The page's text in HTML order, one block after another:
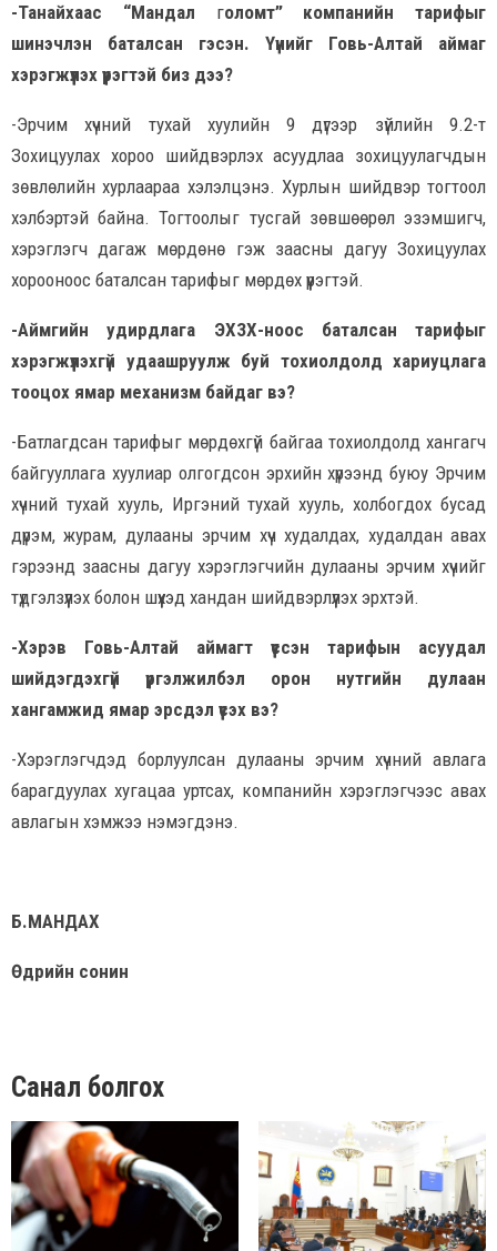
-Танайхаас “Мандал голомт” компанийн тарифыг
шинэчлэн баталсан гэсэн. Үүнийг Говь-Алтай аймаг
хэрэгжүүлэх үүрэгтэй биз дээ?
-Эрчим хүчний тухай хуулийн 9 дүгээр зүйлийн 9.2-т
Зохицуулах хороо шийдвэрлэх асуудлаа зохицуулагчдын
зөвлөлийн хурлаараа хэлэлцэнэ. Хурлын шийдвэр тогтоол
хэлбэртэй байна. Тогтоолыг тусгай зөвшөөрөл эзэмшигч,
хэрэглэгч дагаж мөрдөнө гэж заасны дагуу Зохицуулах
хорооноос баталсан тарифыг мөрдөх үүрэгтэй.
-Аймгийн удирдлага ЭХЗХ-ноос баталсан тарифыг
хэрэгжүүлэхгүй удаашруулж буй тохиолдолд хариуцлага
тооцох ямар механизм байдаг вэ?
-Батлагдсан тарифыг мөрдөхгүй байгаа тохиолдолд хангагч
байгууллага хуулиар олгогдсон эрхийн хүрээнд буюу Эрчим
хүчний тухай хууль, Иргэний тухай хууль, холбогдох бусад
дүрэм, журам, дулааны эрчим хүч худалдах, худалдан авах
гэрээнд заасны дагуу хэрэглэгчийн дулааны эрчим хүчийг
түдгэлзүүлэх болон шүүхэд хандан шийдвэрлүүлэх эрхтэй.
-Хэрэв Говь-Алтай аймагт үүссэн тарифын асуудал
шийдэгдэхгүй үргэлжилбэл орон нутгийн дулаан
хангамжид ямар эрсдэл үүсэх вэ?
-Хэрэглэгчдэд борлуулсан дулааны эрчим хүчний авлага
барагдуулах хугацаа уртсах, компанийн хэрэглэгчээс авах
авлагын хэмжээ нэмэгдэнэ.
Б.МАНДАХ
Өдрийн сонин
Санал болгох